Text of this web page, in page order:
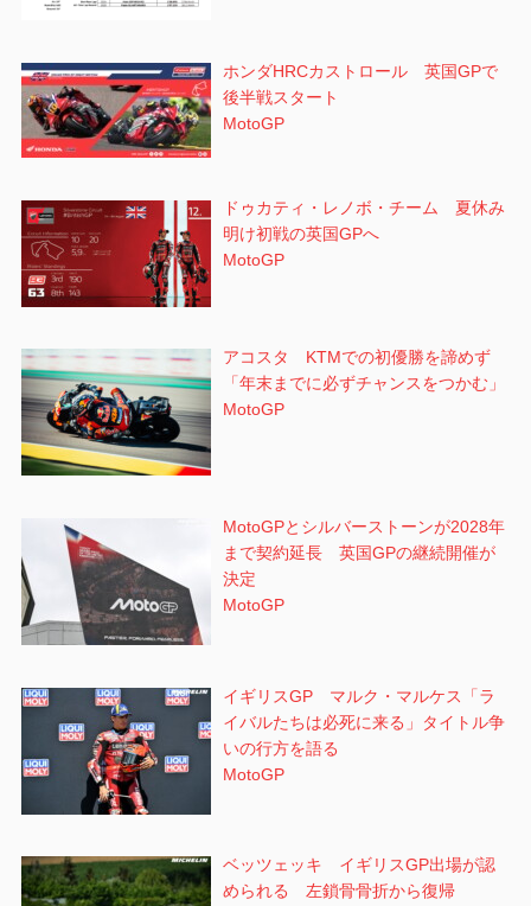
ホンダHRCカストロール 英国GPで
後半戦スタート
MotoGP
ドゥカティ・レノボ・チーム 夏休み
明け初戦の英国GPへ
MotoGP
アコスタ KTMでの初優勝を諦めず
「年末までに必ずチャンスをつかむ」
MotoGP
MotoGPとシルバーストーンが2028年
まで契約延長 英国GPの継続開催が
決定
MotoGP
イギリスGP マルク・マルケス「ラ
イバルたちは必死に来る」タイトル争
いの行方を語る
MotoGP
ベッツェッキ イギリスGP出場が認
められる 左鎖骨骨折から復帰